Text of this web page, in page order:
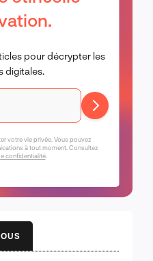
pour décrypter les
digitales.
votre vie privée. Vous pouvez
à tout moment. Consultez
confidentialité.